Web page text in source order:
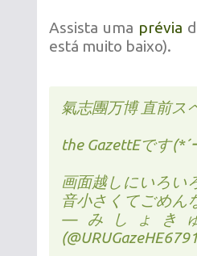
Assista uma prévia
está muito baixo).
氣志團万博 直前ス
the GazettEです(*´
画面越しにいろい
音小さくてごめん
— みしょき